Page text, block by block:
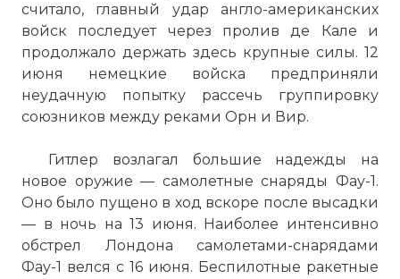
считало, главный удар англо-американских
войск последует через пролив де Кале и
продолжало держать здесь крупные силы. 12
июня немецкие войска предприняли
неудачную попытку рассечь группировку
союзников между реками Орн и Вир.
Гитлер возлагал большие надежды на
новое оружие — самолетные снаряды Фау-1.
Оно было пущено в ход вскоре после высадки
— в ночь на 13 июня. Наиболее интенсивно
обстрел Лондона самолетами-снарядами
Фау-1 велся с 16 июня. Беспилотные ракетные